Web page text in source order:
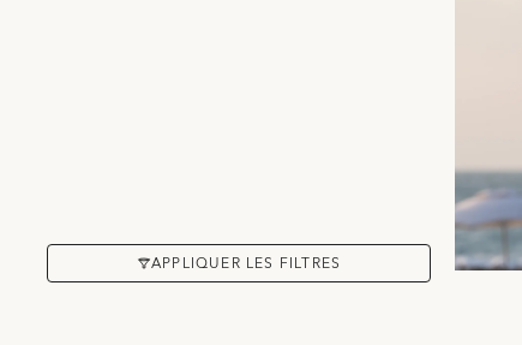
APPLIQUER LES FILTRES